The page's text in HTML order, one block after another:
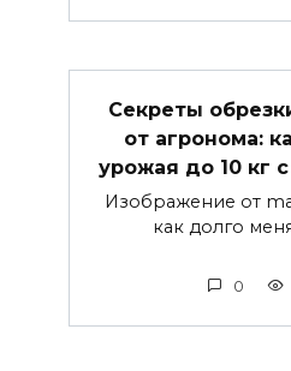
Секреты
от агронома:
урожая до 10 кг
Изображение от
как долго
0